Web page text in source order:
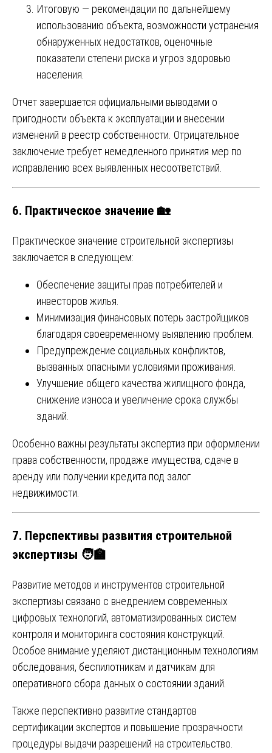
Итоговую — рекомендации по дальнейшему
использованию объекта, возможности устранения
обнаруженных недостатков, оценочные
показатели степени риска и угроз здоровью
населения.
Отчет завершается официальными выводами о
пригодности объекта к эксплуатации и внесении
изменений в реестр собственности. Отрицательное
заключение требует немедленного принятия мер по
исправлению всех выявленных несоответствий.
6. Практическое значение 🏡
Практическое значение строительной экспертизы
заключается в следующем:
Обеспечение защиты прав потребителей и
инвесторов жилья.
Минимизация финансовых потерь застройщиков
благодаря своевременному выявлению проблем.
Предупреждение социальных конфликтов,
вызванных опасными условиями проживания.
Улучшение общего качества жилищного фонда,
снижение износа и увеличение срока службы
зданий.
Особенно важны результаты экспертиз при оформлении
права собственности, продаже имущества, сдаче в
аренду или получении кредита под залог
недвижимости.
7. Перспективы развития строительной
экспертизы 🧑‍🏫
Развитие методов и инструментов строительной
экспертизы связано с внедрением современных
цифровых технологий, автоматизированных систем
контроля и мониторинга состояния конструкций.
Особое внимание уделяют дистанционным технологиям
обследования, беспилотникам и датчикам для
оперативного сбора данных о состоянии зданий.
Также перспективно развитие стандартов
сертификации экспертов и повышение прозрачности
процедуры выдачи разрешений на строительство.